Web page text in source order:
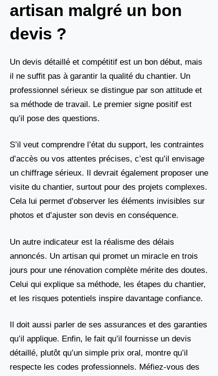
artisan malgré un bon
devis ?
Un devis détaillé et compétitif est un bon début, mais
il ne suffit pas à garantir la qualité du chantier. Un
professionnel sérieux se distingue par son attitude et
sa méthode de travail. Le premier signe positif est
qu’il pose des questions.
S’il veut comprendre l’état du support, les contraintes
d’accès ou vos attentes précises, c’est qu’il envisage
un chiffrage sérieux. Il devrait également proposer une
visite du chantier, surtout pour des projets complexes.
Cela lui permet d’observer les éléments invisibles sur
photos et d’ajuster son devis en conséquence.
Un autre indicateur est la réalisme des délais
annoncés. Un artisan qui promet un miracle en trois
jours pour une rénovation complète mérite des doutes.
Celui qui explique sa méthode, les étapes du chantier,
et les risques potentiels inspire davantage confiance.
Il doit aussi parler de ses assurances et des garanties
qu’il applique. Enfin, le fait qu’il fournisse un devis
détaillé, plutôt qu’un simple prix oral, montre qu’il
respecte les codes professionnels. Méfiez-vous des